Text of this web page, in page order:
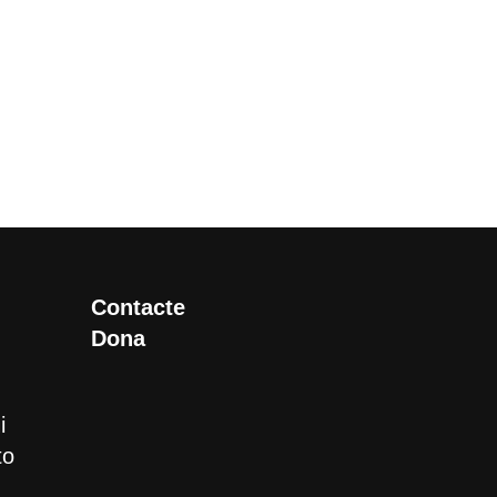
Contacte
Dona